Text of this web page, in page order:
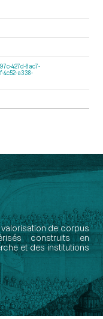
427d-8ac7-
4c52-a338-
de corpus
construits en
et des institutions